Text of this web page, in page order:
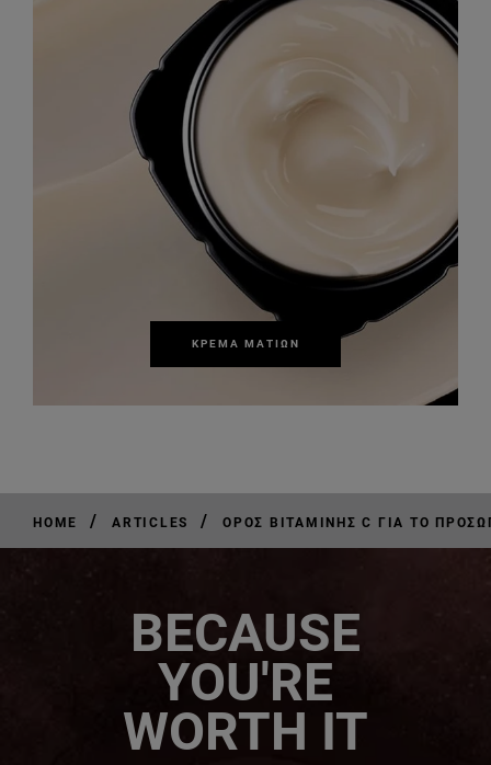
ΚΡΈΜΑ ΜΑΤΙΏΝ
HOME / ARTICLES / ΟΡΌΣ ΒΙΤΑΜΊΝΗΣ C ΓΙΑ ΤΟ
BECAUSE
YOU'RE
WORTH IT